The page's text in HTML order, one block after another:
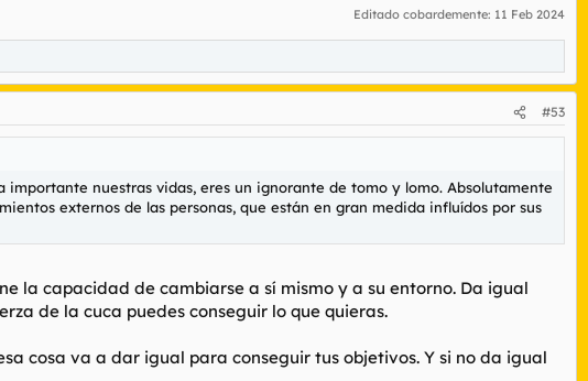
Editado cobardemente: 11 Feb 2024
#53
nuestras vidas, eres un ignorante de tomo y lomo. Absolutamente
externos de las personas, que están en gran medida influídos por sus
la capacidad de cambiarse a sí mismo y a su entorno. Da igual
de la cuca puedes conseguir lo que quieras.
cosa va a dar igual para conseguir tus objetivos. Y si no da igual